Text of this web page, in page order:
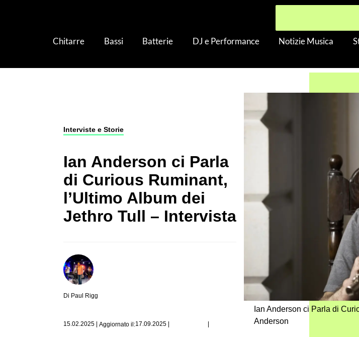
Chitarre Bassi Batterie DJ e Performance Notizie Musica
Interviste e Storie
Ian Anderson ci Parla
di Curious Ruminant,
l’Ultimo Album dei
Jethro Tull – Intervista
Di Paul Rigg
15.02.2025 Aggiornato il:17.09.2025
Ian Anderson ci Parla di
Anderson